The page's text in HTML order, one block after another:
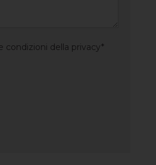
condizioni della privacy*